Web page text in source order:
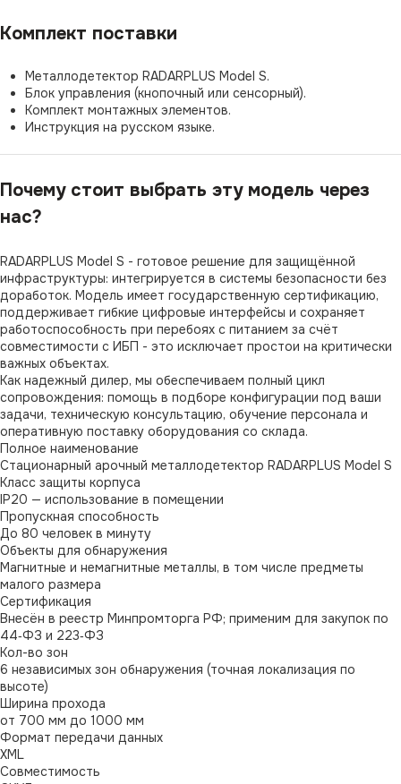
Комплект поставки
Металлодетектор RADARPLUS Model S.
Блок управления (кнопочный или сенсорный).
Комплект монтажных элементов.
Инструкция на русском языке.
Почему стоит выбрать эту модель через
нас?
RADARPLUS Model S - готовое решение для защищённой
инфраструктуры: интегрируется в системы безопасности без
доработок. Модель имеет государственную сертификацию,
поддерживает гибкие цифровые интерфейсы и сохраняет
работоспособность при перебоях с питанием за счёт
совместимости с ИБП - это исключает простои на критически
важных объектах.
Как надежный дилер, мы обеспечиваем полный цикл
сопровождения: помощь в подборе конфигурации под ваши
задачи, техническую консультацию, обучение персонала и
оперативную поставку оборудования со склада.
Полное наименование
Стационарный арочный металлодетектор RADARPLUS Model S
Класс защиты корпуса
IP20 — использование в помещении
Пропускная способность
До 80 человек в минуту
Объекты для обнаружения
Магнитные и немагнитные металлы, в том числе предметы
малого размера
Сертификация
Внесён в реестр Минпромторга РФ; применим для закупок по
44‑ФЗ и 223‑ФЗ
Кол-во зон
6 независимых зон обнаружения (точная локализация по
высоте)
Ширина прохода
от 700 мм до 1000 мм
Формат передачи данных
XML
Совместимость